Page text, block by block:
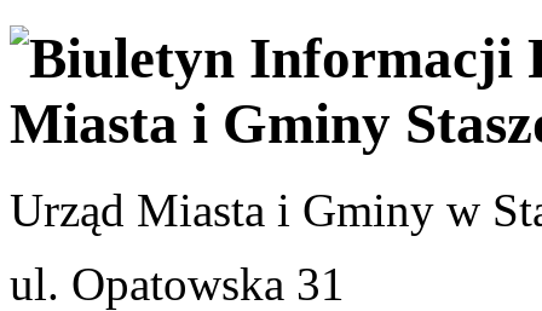
Urząd Miasta i Gminy w
ul. Opatowska 31